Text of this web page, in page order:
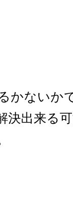
かないか
決出来る